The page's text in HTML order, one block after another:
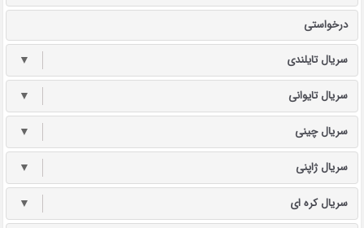
درخواستی
سریال تایلندی ▼
سریال تایوانی ▼
سریال چینی ▼
سریال ژاپنی ▼
سریال کره ای ▼